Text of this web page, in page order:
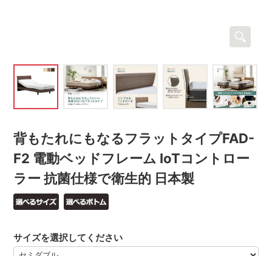
背もたれにもなるフラットタイプFAD-
F2 電動ベッドフレーム IoTコントロー
ラー 抗菌仕様で衛生的 日本製
サイズを選択してください